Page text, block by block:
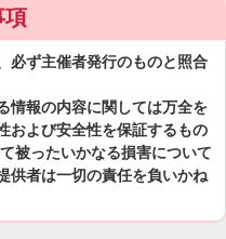
項
必ず主催者発行のものと照合
情報の内容に関しては万全を
および安全性を保証するもの
被ったいかなる損害について
供者は一切の責任を負いかね